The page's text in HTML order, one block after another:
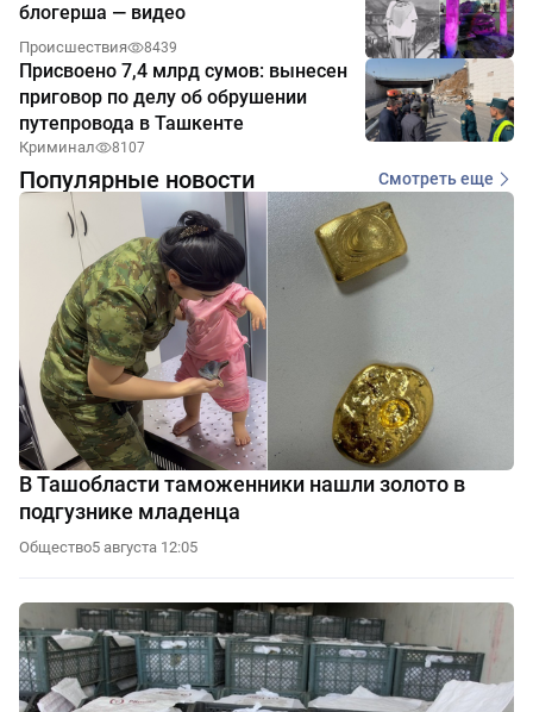
блогерша — видео
Происшествия 8439
Присвоено 7,4 млрд сумов: вынесен
приговор по делу об обрушении
путепровода в Ташкенте
Криминал 8107
Популярные новости Смотреть еще
В Ташобласти таможенники нашли золото в
подгузнике младенца
Общество5 августа 12:05